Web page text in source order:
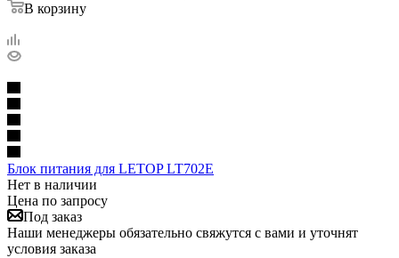
В корзину
Блок питания для LETOP LT702E
Нет в наличии
Цена по запросу
Под заказ
Наши менеджеры обязательно свяжутся с вами и уточнят
условия заказа